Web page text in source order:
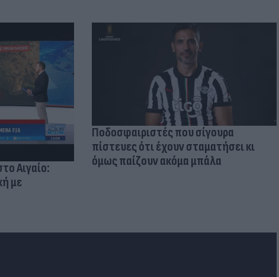
Αιγαίο:
με
Ποδοσφαιριστές που σίγουρα
πίστευες ότι έχουν σταματήσει κι
όμως παίζουν ακόμα μπάλα